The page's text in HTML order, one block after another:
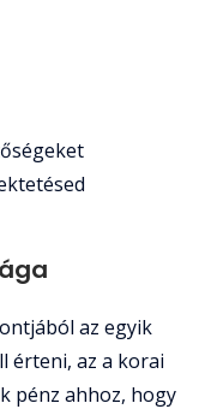
az egyik
érteni, az a korai
pénz ahhoz, hogy